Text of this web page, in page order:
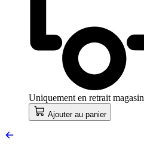
Uniquement en retrait magasin
Ajouter au panier